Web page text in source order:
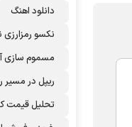
دانلود اهنگ
نکسو رمزارزی
مسموم سازی
ریپل در مسیر
تحلیل قیمت